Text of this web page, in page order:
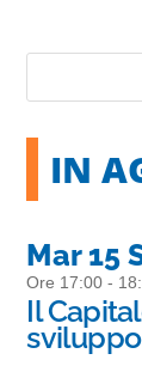
IN
Mar 15
Ore 17:00 -
Il